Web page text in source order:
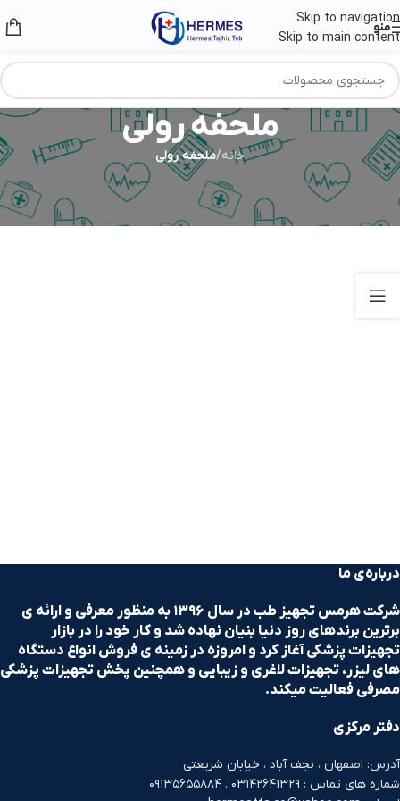
Skip to navigation
Skip to main content
منو
ملحفه رولی
خانه/ملحفه رولی
درباره‌ی ما
شرکت هرمس تجهیز طب در سال ۱۳۹۶ به منظور معرفی و ارائه ی
برترین برندهای روز دنیا بنیان نهاده شد و کار خود را در بازار
تجهیزات پزشکی آغاز کرد و امروزه در زمینه ی فروش انواع دستگاه
های لیزر، تجهیزات لاغری و زیبایی و همچنین پخش تجهیزات پزشکی
مصرفی فعالیت میکند.
دفتر مرکزی
آدرس: اصفهان ، نجف آباد ، خیابان شریعتی
شماره های تماس : ۰۳۱۴۲۶۴۱۳۲۹ . ۰۹۱۳۵۶۵۵۸۸۴